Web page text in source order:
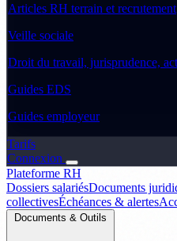
Articles RH terrain et recrutement
Veille sociale
Droit du travail, jurisprudence,
Guides EDS
Guides employeur
Tarifs
Connexion
Plateforme RH
Dossiers salariésDocuments
collectivesÉchéances & alertes